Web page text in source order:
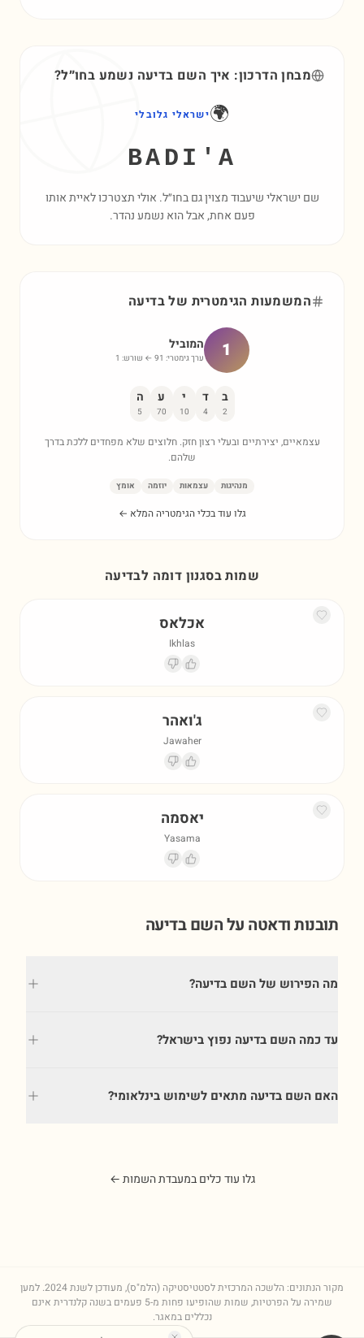
מבחן הדרכון: איך השם בדיעה נשמע בחו״ל?
🌍ישראלי גלובלי
BADI'A
שם ישראלי שיעבוד מצוין גם בחו״ל. אולי תצטרכו לאיית אותו
פעם אחת, אבל הוא נשמע נהדר.
המשמעות הגימטרית שלבדיעה
1 המוביל
ערך גימטרי: 91 ← שורש: 1
ב
2
ד
4
י
10
ע
70
ה
5
עצמאיים, יצירתיים ובעלי רצון חזק. חלוצים שלא מפחדים ללכת בדרך
שלהם.
מנהיגות עצמאות יוזמה אומץ
גלו עוד בכלי הגימטריה המלא ←
שמות בסגנון דומה לבדיעה
אכלאס
Ikhlas
ג'ואהר
Jawaher
יאסמה
Yasama
תובנות ודאטה על השםבדיעה
מה הפירוש של השם בדיעה?
עד כמה השם בדיעה נפוץ בישראל?
האם השם בדיעה מתאים לשימוש בינלאומי?
גלו עוד כלים במעבדת השמות ←
מקור הנתונים: הלשכה המרכזית לסטטיסטיקה (הלמ"ס), מעודכן לשנת2024. למען
שמירה על הפרטיות, שמות שהופיעו פחות מ-5 פעמים בשנה קלנדרית אינם
נכללים במאגר.